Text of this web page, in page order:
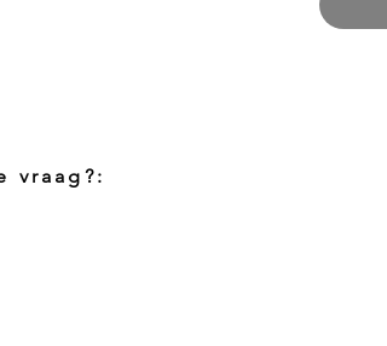
vraag?: